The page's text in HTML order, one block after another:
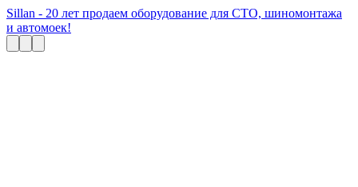
Sillan - 20 лет продаем оборудование для СТО, шиномонтажа
и автомоек!